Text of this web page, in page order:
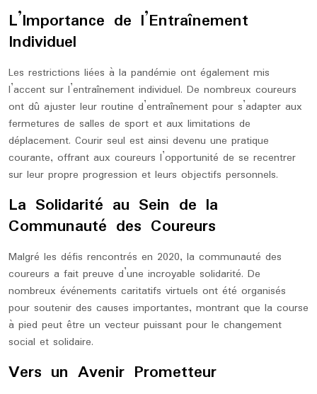
L’Importance de l’Entraînement
Individuel
Les restrictions liées à la pandémie ont également mis
l’accent sur l’entraînement individuel. De nombreux coureurs
ont dû ajuster leur routine d’entraînement pour s’adapter aux
fermetures de salles de sport et aux limitations de
déplacement. Courir seul est ainsi devenu une pratique
courante, offrant aux coureurs l’opportunité de se recentrer
sur leur propre progression et leurs objectifs personnels.
La Solidarité au Sein de la
Communauté des Coureurs
Malgré les défis rencontrés en 2020, la communauté des
coureurs a fait preuve d’une incroyable solidarité. De
nombreux événements caritatifs virtuels ont été organisés
pour soutenir des causes importantes, montrant que la course
à pied peut être un vecteur puissant pour le changement
social et solidaire.
Vers un Avenir Prometteur